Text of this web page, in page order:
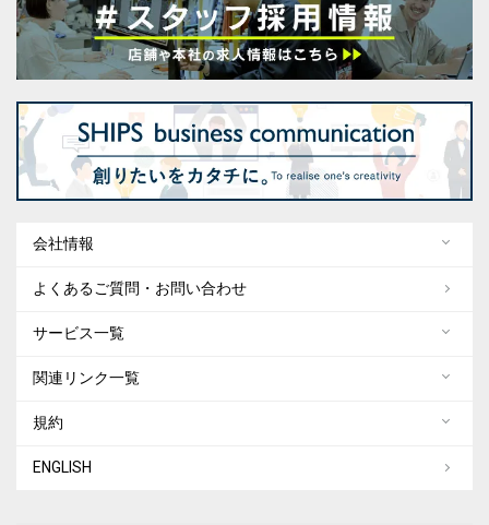
会社情報
よくあるご質問・お問い合わせ
サービス一覧
関連リンク一覧
規約
ENGLISH